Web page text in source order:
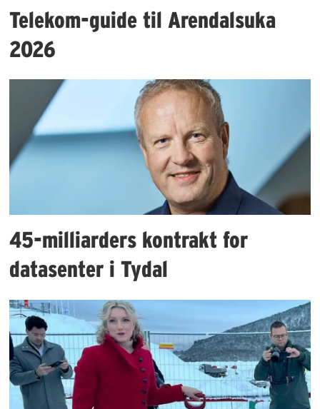
Telekom-guide til Arendalsuka
2026
45-milliarders kontrakt for
datasenter i Tydal